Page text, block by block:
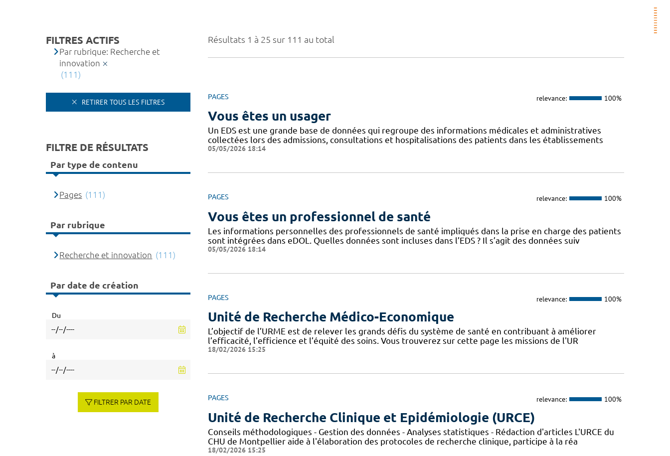
Résultats 1 à 25 sur 111 au total
PAGES relevance: 100%
Vous êtes un usager
Un EDS est une grande base de données qui regroupe des informations médicales et administratives
collectées lors des admissions, consultations et hospitalisations des patients dans les établissements
05/05/2026 18:14
PAGES relevance: 100%
Vous êtes un professionnel de santé
Les informations personnelles des professionnels de santé impliqués dans la prise en charge des patients
sont intégrées dans eDOL. Quelles données sont incluses dans l’EDS ? Il s’agit des données suiv
05/05/2026 18:14
PAGES relevance: 100%
Unité de Recherche Médico-Economique
L’objectif de l’URME est de relever les grands défis du système de santé en contribuant à améliorer
l’efficacité, l’efficience et l’équité des soins. Vous trouverez sur cette page les missions de l'UR
18/02/2026 15:25
PAGES relevance: 100%
Unité de Recherche Clinique et Epidémiologie (URCE)
Conseils méthodologiques - Gestion des données - Analyses statistiques - Rédaction d'articles L'URCE du
CHU de Montpellier aide à l'élaboration des protocoles de recherche clinique, participe à la réa
18/02/2026 15:25
FILTRES ACTIFS
Par rubrique: Recherche et
innovation
(111)
RETIRER TOUS LES FILTRES
FILTRE DE RÉSULTATS
Par type de contenu
Pages (111)
Par rubrique
Recherche et innovation (111)
Par date de création
Du
à
FILTRER PAR DATE